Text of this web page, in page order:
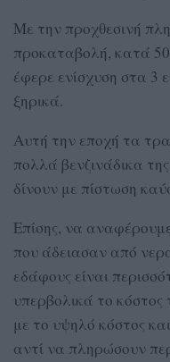
Με την προχθεσινή
προκαταβολή, κατά
έφερε ενίσχυση στα 3
ξηρικά.
Αυτή την εποχή τα
πολλά βενζινάδικα
δίνουν με πίστωση
Επίσης, να
που άδειασαν από
εδάφους είναι
υπερβολικά το
με το υψηλό κόστος και
αντί να πληρώσουν